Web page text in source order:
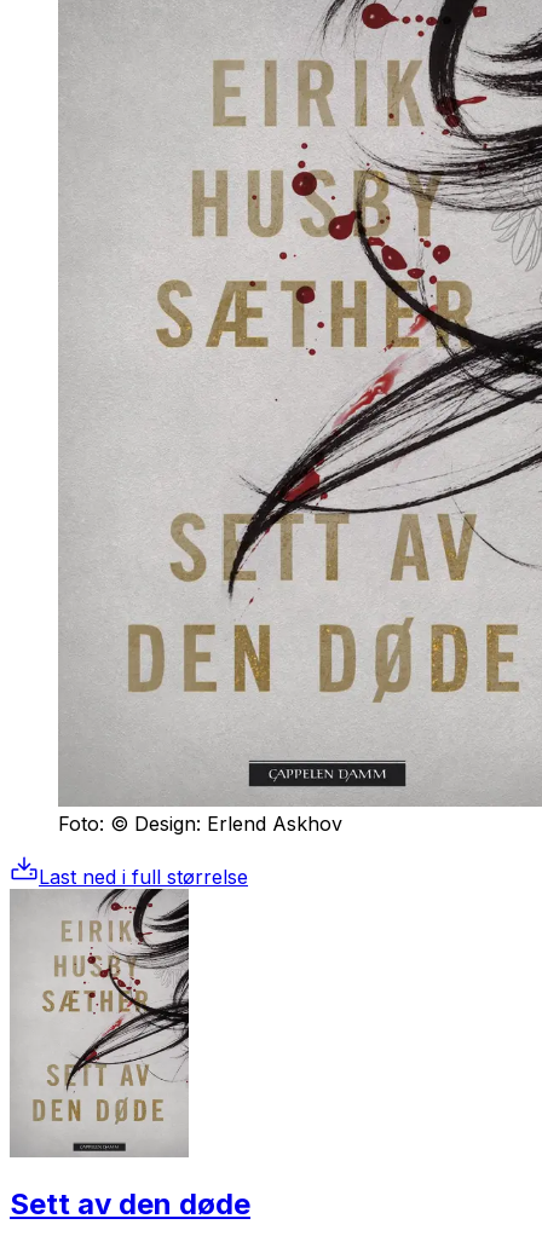
Foto: © Design: Erlend Askhov
Last ned i full størrelse
Sett av den døde